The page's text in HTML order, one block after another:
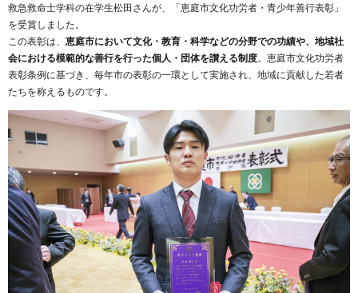
救急救命士学科の在学生松田さんが、「恵庭市文化功労者・青少年善行表彰」
を受賞しました。
この表彰は、 恵庭市において文化・教育・科学などの分野での功績や、地域社
会における模範的な善行を行った個人・団体を讃える制度。恵庭市文化功労者
表彰条例に基づき、毎年市の表彰の一環として実施され、地域に貢献した若者
たちを称えるものです。